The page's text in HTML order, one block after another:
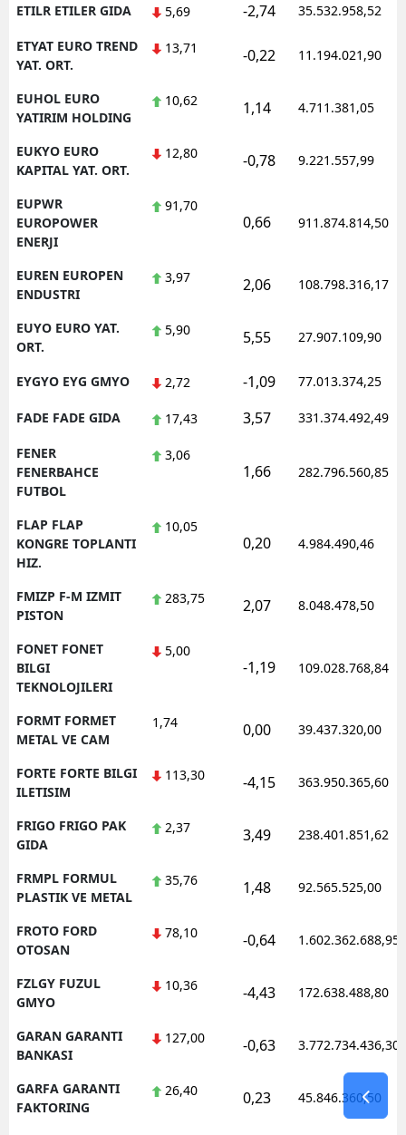
ETILR ETILER GIDA 5,69 -2,74 35.532.958,52
ETYAT EURO TREND
YAT. ORT.
13,71 -0,22 11.194.021,90
EUHOL EURO
YATIRIM HOLDING
10,62 1,14 4.711.381,05
EUKYO EURO
KAPITAL YAT. ORT.
12,80 -0,78 9.221.557,99
EUPWR
EUROPOWER
ENERJI
91,70
0,66 911.874.814,50
EUREN EUROPEN
ENDUSTRI
3,97 2,06 108.798.316,17
EUYO EURO YAT.
ORT.
5,90 5,55 27.907.109,90
EYGYO EYG GMYO 2,72 -1,09 77.013.374,25
FADE FADE GIDA 17,43 3,57 331.374.492,49
FENER
FENERBAHCE
FUTBOL
3,06
1,66 282.796.560,85
FLAP FLAP
KONGRE TOPLANTI
HIZ.
10,05
0,20 4.984.490,46
FMIZP F-M IZMIT
PISTON
283,75 2,07 8.048.478,50
FONET FONET
BILGI
TEKNOLOJILERI
5,00
-1,19 109.028.768,84
FORMT FORMET
METAL VE CAM
1,74 0,00 39.437.320,00
FORTE FORTE BILGI
ILETISIM
113,30 -4,15 363.950.365,60
FRIGO FRIGO PAK
GIDA
2,37 3,49 238.401.851,62
FRMPL FORMUL
PLASTIK VE METAL
35,76 1,48 92.565.525,00
FROTO FORD
OTOSAN
78,10 -0,64 1.602.362.688,95
FZLGY FUZUL
GMYO
10,36 -4,43 172.638.488,80
GARAN GARANTI
BANKASI
127,00 -0,63 3.772.734.436,30
GARFA GARANTI
FAKTORING
26,40 0,23 45.846.360,50